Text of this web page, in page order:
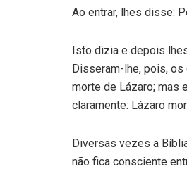
Ao entrar, lhes disse:
Isto dizia e depois
Disseram-lhe, pois,
morte de Lázaro; mas
claramente: Lázaro
Diversas vezes a
não fica consciente